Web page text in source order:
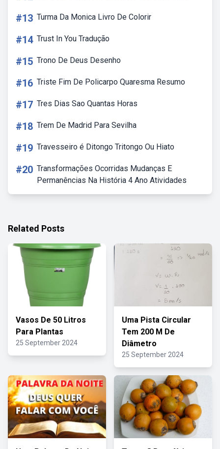
#13 Turma Da Monica Livro De Colorir
#14 Trust In You Tradução
#15 Trono De Deus Desenho
#16 Triste Fim De Policarpo Quaresma Resumo
#17 Tres Dias Sao Quantas Horas
#18 Trem De Madrid Para Sevilha
#19 Travesseiro é Ditongo Tritongo Ou Hiato
#20 Transformações Ocorridas Mudanças E
Permanências Na História 4 Ano Atividades
Related Posts
Vasos De 50 Litros
Para Plantas
25 September 2024
Uma Pista Circular
Tem 200 M De
Diâmetro
25 September 2024